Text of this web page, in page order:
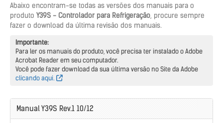
Abaixo encontram-se todas as versões dos manuais para o
produto Y39S - Controlador para Refrigeração, procure sempre
fazer o download da última revisão dos manuais.
Importante:
Para ler os manuais do produto, você precisa ter instalado o Adobe
Acrobat Reader em seu computador.
Você pode fazer download da sua última versão no Site da Adobe
clicando aqui.
Manual Y39S Rev.1 10/12